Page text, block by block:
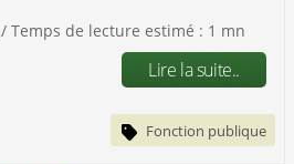
/ Temps de lecture estimé : 1 mn
Lire la suite..
Fonction publique